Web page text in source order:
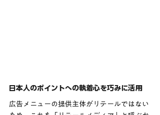
日本人のポイントへの執着心を巧みに活用
広告メニューの提供主体がリテールではない